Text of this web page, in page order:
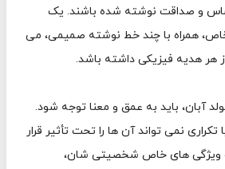
و صداقت نوشته شده باشند. یک
همراه با چند خط نوشته صمیمی، می
هر هدیه فیزیکی داشته باشد.
آبان، باید به عمق و معنا توجه شود.
نمی تواند آن ها را تحت تأثیر قرار
ویژگی های خاص شخصیتی شان،